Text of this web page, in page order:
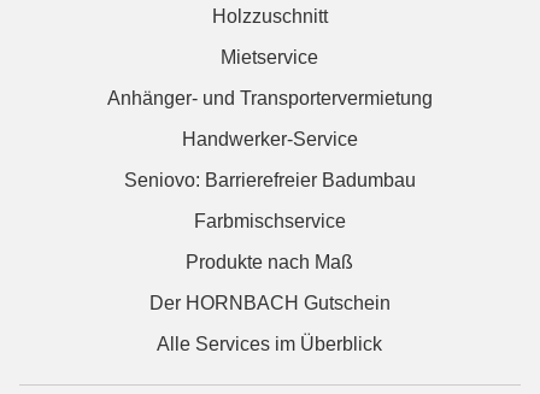
Holzzuschnitt
Mietservice
Anhänger- und Transportervermietung
Handwerker-Service
Seniovo: Barrierefreier Badumbau
Farbmischservice
Produkte nach Maß
Der HORNBACH Gutschein
Alle Services im Überblick